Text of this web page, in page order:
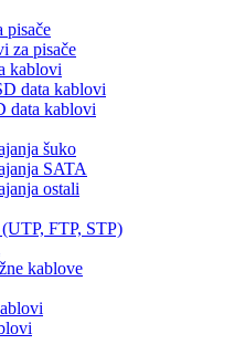
pisače
za pisače
kablovi
data kablovi
data kablovi
šuko
SATA
ostali
FTP, STP)
kablove